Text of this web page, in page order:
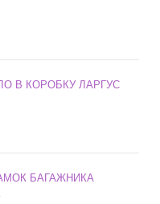
В КОРОБКУ ЛАРГУС
БАГАЖНИКА